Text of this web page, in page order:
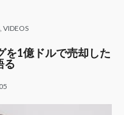
VIDEOS
を1億ドルで売却した
る